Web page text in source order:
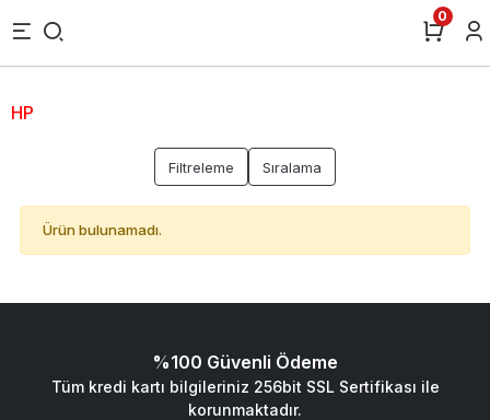
0
HP
Filtreleme Sıralama
Ürün bulunamadı.
%100 Güvenli Ödeme
Tüm kredi kartı bilgileriniz 256bit SSL Sertifikası ile
korunmaktadır.